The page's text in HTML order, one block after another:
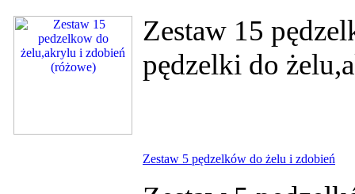
Zestaw 15
pędzelki do
Zestaw 5 pędzelków do żelu i zdobień